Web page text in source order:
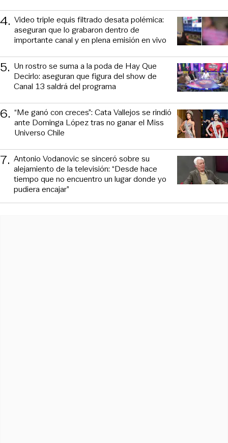
4. Video triple equis filtrado desata polémica:
aseguran que lo grabaron dentro de
importante canal y en plena emisión en vivo
5. Un rostro se suma a la poda de Hay Que
Decirlo: aseguran que figura del show de
Canal 13 saldrá del programa
6. “Me ganó con creces”: Cata Vallejos se rindió
ante Dominga López tras no ganar el Miss
Universo Chile
7. Antonio Vodanovic se sinceró sobre su
alejamiento de la televisión: “Desde hace
tiempo que no encuentro un lugar donde yo
pudiera encajar”